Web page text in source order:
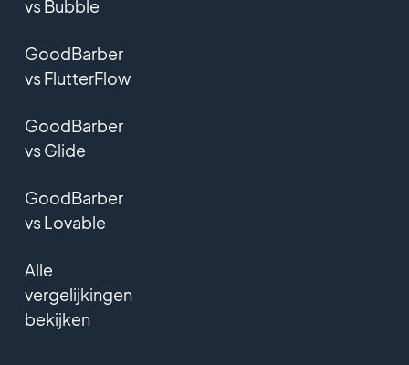
vs Bubble
GoodBarber
vs FlutterFlow
GoodBarber
vs Glide
GoodBarber
vs Lovable
Alle
vergelijkingen
bekijken